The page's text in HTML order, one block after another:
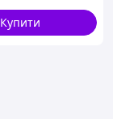
Купити